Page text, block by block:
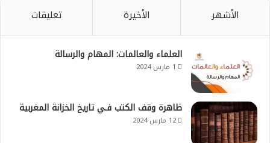
الأشهر الأخيرة تعليقات
العلماء والعالمات: المهام والرسالة
1 مارس 2024
ظاهرة وقف الكتب فـي تاريخ الخزانة المغربية
12 مارس 2024